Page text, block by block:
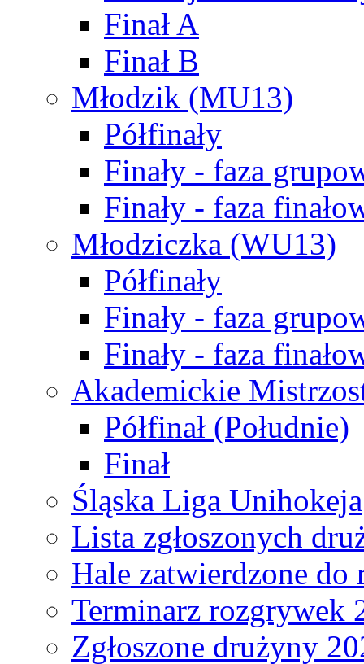
Finał A
Finał B
Młodzik (MU13)
Półfinały
Finały - faza
Finały - faza
Młodziczka (WU13)
Półfinały
Finały - faza
Finały - faza
Akademickie
Półfinał (Południe)
Finał
Śląska Liga Unihokeja
Lista zgłoszonych
Hale zatwierdzone do
Terminarz rozgrywek
Zgłoszone drużyny